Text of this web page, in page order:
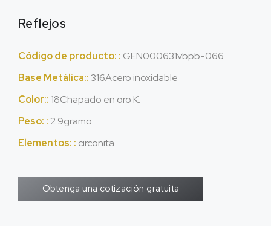
Reflejos
Código de producto: : GEN000631vbpb-066
Base Metálica:: 316Acero inoxidable
Color:: 18Chapado en oro K.
Peso: : 2.9gramo
Elementos: : circonita
Obtenga una cotización gratuita